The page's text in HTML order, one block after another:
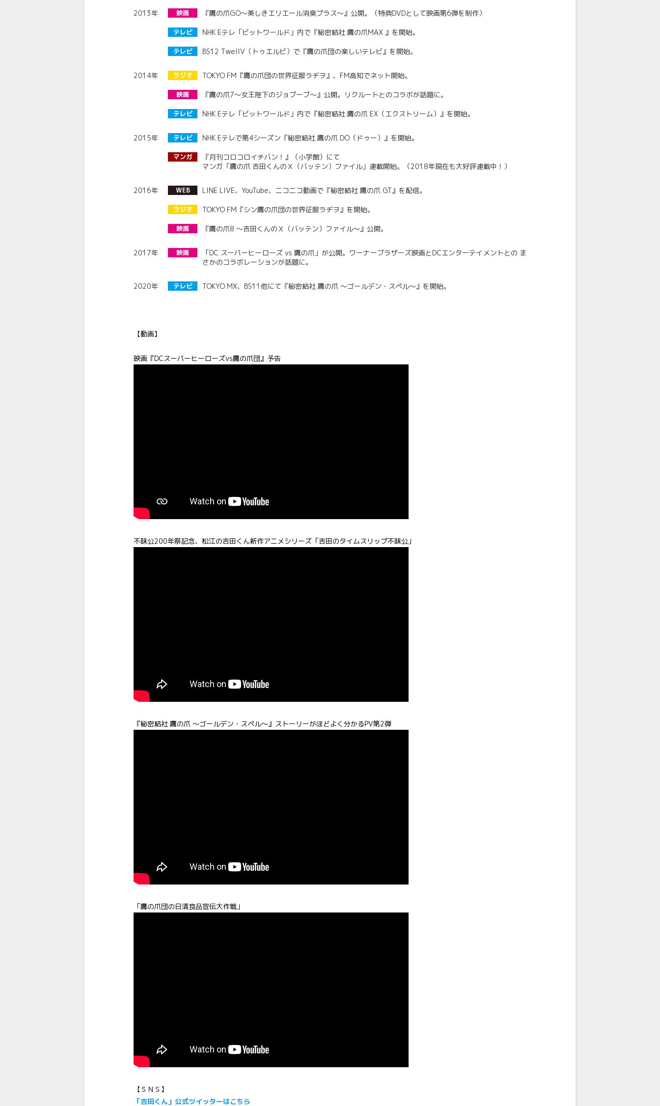
2013年 映画 『鷹の爪GO～美しきエリエール消臭プラス～』公開。（特典DVDとして映画第6弾を制作）
テレビ NHK Eテレ「ビットワールド」内で『秘密結社 鷹の爪MAX 』を開始。
テレビ BS12 TwellV（トゥエルビ）で『鷹の爪団の楽しいテレビ』を開始。
2014年 ラジオ TOKYO FM『鷹の爪団の世界征服ラヂヲ』、FM高知でネット開始。
映画 『鷹の爪7～女王陛下のジョブーブ～』公開。リクルートとのコラボが話題に。
テレビ NHK Eテレ「ビットワールド」内で『秘密結社 鷹の爪 EX（エクストリーム）』を開始。
2015年 テレビ NHK Eテレで第4シーズン『秘密結社 鷹の爪 DO（ドゥー）』を開始。
マンガ
『月刊コロコロイチバン！』（小学館）にて
マンガ「鷹の爪 吉田くんのＸ（バッテン）ファイル」連載開始。（2018年現在も大好評連載中！）
2016年 WEB LINE LIVE、YouTube、ニコニコ動画で『秘密結社 鷹の爪 GT』を配信。
ラジオ TOKYO FM『シン鷹の爪団の世界征服ラヂヲ』を開始。
映画 『鷹の爪8 ～吉田くんのＸ（バッテン）ファイル～』公開。
2017年 映画
「DC スーパーヒーローズ vs 鷹の爪」が公開。ワーナーブラザーズ映画とDCエンターテイメントとの ま
さかのコラボレーションが話題に。
2020年 テレビ TOKYO MX、BS11他にて『秘密結社 鷹の爪 ～ゴールデン・スペル～』を開始。
【動画】
映画『DCスーパーヒーローズvs鷹の爪団』予告
不昧公200年祭記念、松江の吉田くん新作アニメシリーズ「吉田のタイムスリップ不昧公」
『秘密結社 鷹の爪 ～ゴールデン・スペル～』ストーリーがほどよく分かるPV第2弾
「鷹の爪団の日清食品宣伝大作戦」
【ＳＮＳ】
「吉田くん」公式ツイッターはこちら